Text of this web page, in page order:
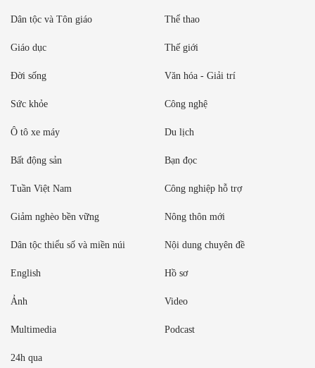
Dân tộc và Tôn giáo Thể thao
Giáo dục Thế giới
Đời sống Văn hóa - Giải trí
Sức khỏe Công nghệ
Ô tô xe máy Du lịch
Bất động sản Bạn đọc
Tuần Việt Nam Công nghiệp hỗ trợ
Giảm nghèo bền vững Nông thôn mới
Dân tộc thiểu số và miền núi Nội dung chuyên đề
English Hồ sơ
Ảnh Video
Multimedia Podcast
24h qua